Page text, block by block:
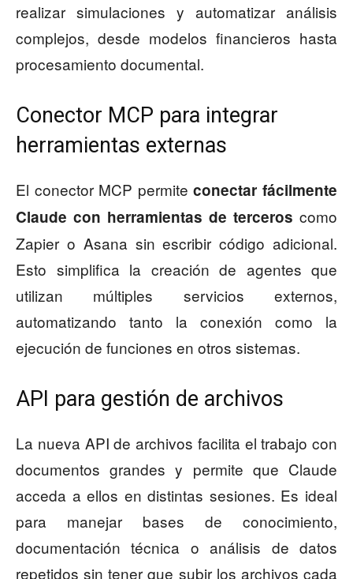
realizar simulaciones y automatizar análisis
complejos, desde modelos financieros hasta
procesamiento documental.
Conector MCP para integrar
herramientas externas
El conector MCP permiteconectar fácilmente
Claude con herramientas de terceros como
Zapier o Asana sin escribir código adicional.
Esto simplifica la creación de agentes que
utilizan múltiples servicios externos,
automatizando tanto la conexión como la
ejecución de funciones en otros sistemas.
API para gestión de archivos
La nueva API de archivos facilita el trabajo con
documentos grandes y permite que Claude
acceda a ellos en distintas sesiones. Es ideal
para manejar bases de conocimiento,
documentación técnica o análisis de datos
repetidos sin tener que subir los archivos cada